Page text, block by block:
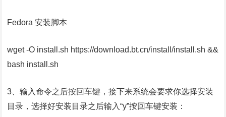
Fedora 安装脚本
wget -O install.sh https://download.bt.cn/install/install.sh &&
bash install.sh
3、输入命令之后按回车键，接下来系统会要求你选择安装
目录，选择好安装目录之后输入“y”按回车键安装：